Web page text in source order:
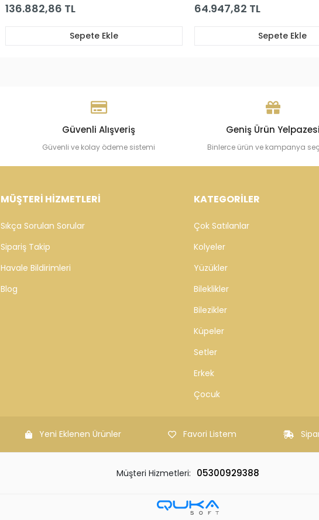
64.947,82 TL
Sepete Ekle
88.504,72 TL
Sepete Ekle
Güvenli Alışveriş
Güvenli ve kolay ödeme sistemi
Geniş Ürün Yelpazesi
Binlerce ürün ve kampanya
MÜŞTERİ HİZMETLERİ
Sıkça Sorulan Sorular
Sipariş Takip
Havale Bildirimleri
Blog
KATEGORİLER
Çok Satılanlar
Kolyeler
Yüzükler
Bileklikler
Bilezikler
Küpeler
Setler
Erkek
Çocuk
Yeni Eklenen Ürünler Favori Listem
Müşteri Hizmetleri: 05300929388